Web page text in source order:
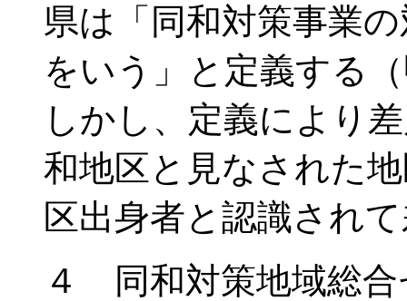
県は「同和対策事業
をいう」と定義する
しかし、定義により
和地区と見なされた
区出身者と認識され
４ 同和対策地域総合